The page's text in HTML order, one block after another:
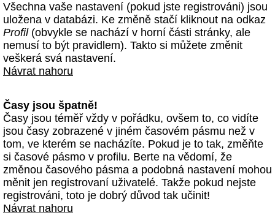
Všechna vaše nastavení (pokud jste registrováni) jsou
uložena v databázi. Ke změně stačí kliknout na odkaz
Profil(obvykle se nachází v horní části stránky, ale
nemusí to být pravidlem). Takto si můžete změnit
veškerá svá nastavení.
Návrat nahoru
Časy jsou špatně!
Časy jsou téměř vždy v pořádku, ovšem to, co vidíte
jsou časy zobrazené v jiném časovém pásmu než v
tom, ve kterém se nacházíte. Pokud je to tak, změňte
si časové pásmo v profilu. Berte na vědomí, že
změnou časového pásma a podobná nastavení mohou
měnit jen registrovaní uživatelé. Takže pokud nejste
registrováni, toto je dobrý důvod tak učinit!
Návrat nahoru